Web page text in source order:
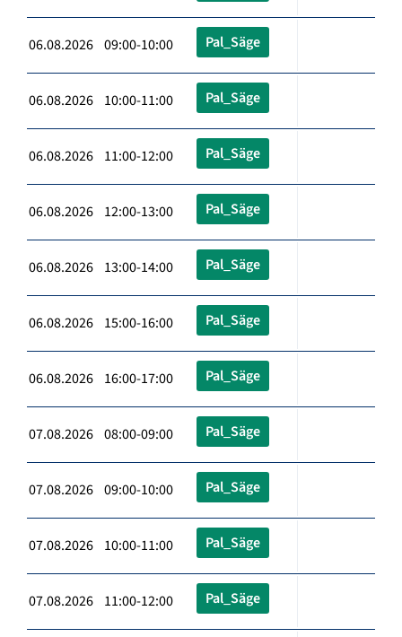
06.08.2026 09:00-10:00 Pal_Säge
06.08.2026 10:00-11:00 Pal_Säge
06.08.2026 11:00-12:00 Pal_Säge
06.08.2026 12:00-13:00 Pal_Säge
06.08.2026 13:00-14:00 Pal_Säge
06.08.2026 15:00-16:00 Pal_Säge
06.08.2026 16:00-17:00 Pal_Säge
07.08.2026 08:00-09:00 Pal_Säge
07.08.2026 09:00-10:00 Pal_Säge
07.08.2026 10:00-11:00 Pal_Säge
07.08.2026 11:00-12:00 Pal_Säge